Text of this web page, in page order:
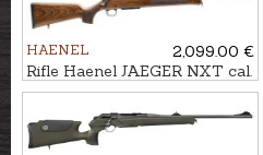
HAENEL
2,099.00 €
Rifle Haenel JAEGER NXT cal.
.308Win. M15x1